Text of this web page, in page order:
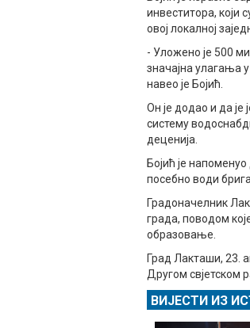
инвеститора, који
овој локалној
- Уложено је 500
значајна улагања
навео је Бојић.
Он је додао и да је
систему
деценија.
Бојић је
посебно води
Градоначелник
града, поводом
образовање.
Град Лакташи, 23.
Другом свјетском
ВИЈЕСТИ ИЗ